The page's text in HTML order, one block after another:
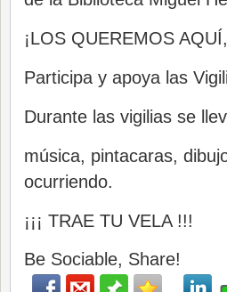
¡LOS QUEREMOS
Participa y apoya las
Durante las vigilias se
música, pintacaras,
ocurriendo.
¡¡¡ TRAE TU VELA !!!
Be Sociable, Share!